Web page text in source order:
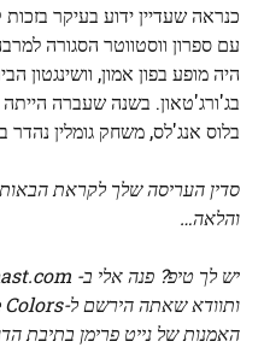
כנראה שעדיין ידוע בעיקר
היה מופע בפון אמון, וושינגטון
בג'ורג'טאון. בשנה שעברה
בלוס אנג'לס, משחק גומלין נהדר
סדין העריסה שלך לקראת
והלאה…
יש לך טיפ? פנה אלי ב-
ותוודא שאתה הירשם ל-True Colors
האמנות של נייט פרימן בתיבת